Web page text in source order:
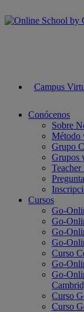
Campus
Conócenos
Sobre
Método
Grupo
Grupos
Cursos
Go-
Go-
Go-
Go-
Curso
Go-
Go-
Curso
Curso